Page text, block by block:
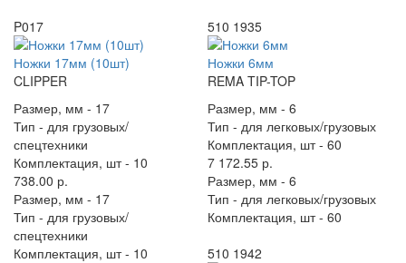
P017
Ножки 17мм (10шт)
CLIPPER
Размер, мм - 17
Тип - для грузовых/
спецтехники
Комплектация, шт - 10
738.00 р.
Размер, мм - 17
Тип - для грузовых/
спецтехники
Комплектация, шт - 10
510 1935
Ножки 6мм
REMA TIP-TOP
Размер, мм - 6
Тип - для легковых/грузовых
Комплектация, шт - 60
7 172.55 р.
Размер, мм - 6
Тип - для легковых/грузовых
Комплектация, шт - 60
510 1942